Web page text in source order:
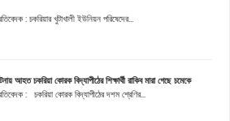
: চকরিয়ার খুটাখালী ইউনিয়ন পরিষেদের...
আহত চকরিয়া কোরক বিদ্যাপীঠের শিক্ষার্থী রাকিব মারা গেছে চমেকে
: চকরিয়া কোরক বিদ্যাপীঠের দশম শ্রেণির...